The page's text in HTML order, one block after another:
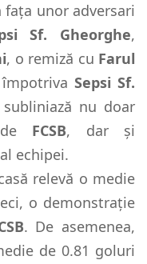
unor adversari
Sf. Gheorghe,
, o remiză cu Farul
împotrivaSepsi Sf.
nu doar
FCSB, dar și
echipei.
relevă o medie
o demonstrație
. De asemenea,
de 0.81 goluri